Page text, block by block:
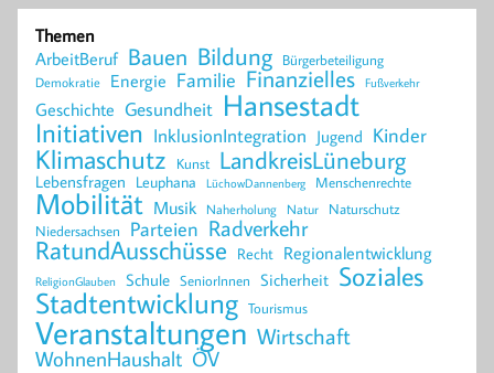
Themen
ArbeitBeruf Bauen Bildung Bürgerbeteiligung
Demokratie Energie Familie Finanzielles Fußverkehr
Geschichte Gesundheit Hansestadt
Initiativen InklusionIntegration Jugend Kinder
Klimaschutz Kunst LandkreisLüneburg
Lebensfragen Leuphana LüchowDannenberg Menschenrechte
Mobilität Musik Naherholung Natur Naturschutz
Niedersachsen Parteien Radverkehr
RatundAusschüsse Recht Regionalentwicklung
ReligionGlauben Schule SeniorInnen Sicherheit Soziales
Stadtentwicklung Tourismus
Veranstaltungen Wirtschaft
WohnenHaushalt ÖV